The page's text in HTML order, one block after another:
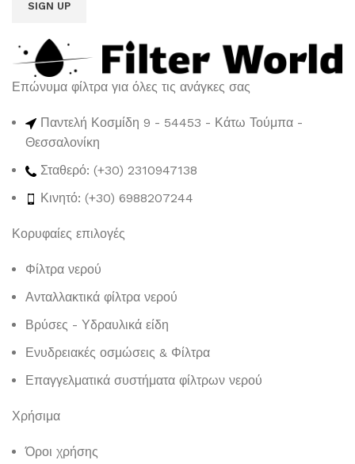
Επώνυμα φίλτρα για όλες τις ανάγκες σας
Παντελή Κοσμίδη 9 - 54453 - Κάτω Τούμπα -
Θεσσαλονίκη
Σταθερό: (+30) 2310947138
Κινητό: (+30) 6988207244
Κορυφαίες επιλογές
Φίλτρα νερού
Ανταλλακτικά φίλτρα νερού
Βρύσες - Υδραυλικά είδη
Ενυδρειακές οσμώσεις & Φίλτρα
Επαγγελματικά συστήματα φίλτρων νερού
Χρήσιμα
Όροι χρήσης